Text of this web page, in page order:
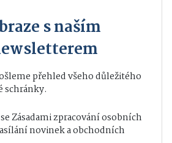
s naším
přehled všeho důležitého
schránky.
Zásadami zpracování osobních
novinek a obchodních